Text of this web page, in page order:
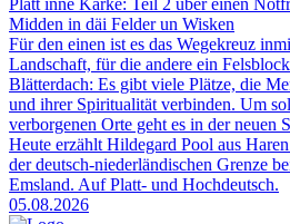
Platt inne Kärke: Teil 2 über einen
Midden in däi Felder un Wisken
Für den einen ist es das Wegekreuz
Landschaft, für die andere ein
Blätterdach: Es gibt viele Plätze, die
und ihrer Spiritualität verbinden. Um
verborgenen Orte geht es in der neuen
Heute erzählt Hildegard Pool aus
der deutsch-niederländischen Grenze
Emsland. Auf Platt- und Hochdeutsch.
05.08.2026